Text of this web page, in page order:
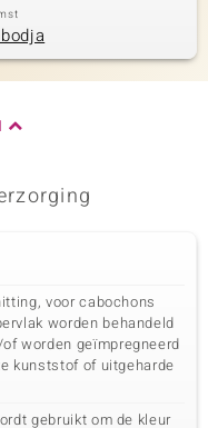
voor cabochons
worden behandeld
worden geïmpregneerd
kunststof of uitgeharde
gebruikt om de kleur